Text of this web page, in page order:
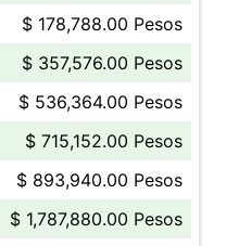
$ 178,788.00 Pesos
$ 357,576.00 Pesos
$ 536,364.00 Pesos
$ 715,152.00 Pesos
$ 893,940.00 Pesos
$ 1,787,880.00 Pesos